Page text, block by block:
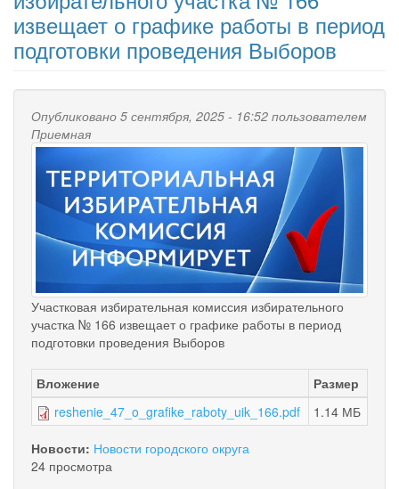
извещает о графике работы в период
подготовки проведения Выборов
Опубликовано 5 сентября, 2025 - 16:52 пользователем
Приемная
Участковая избирательная комиссия избирательного
участка № 166 извещает о графике работы в период
подготовки проведения Выборов
Вложение
Размер
reshenie_47_o_grafike_raboty_uik_166.pdf
1.14 МБ
Новости: Новости городского округа
24 просмотра